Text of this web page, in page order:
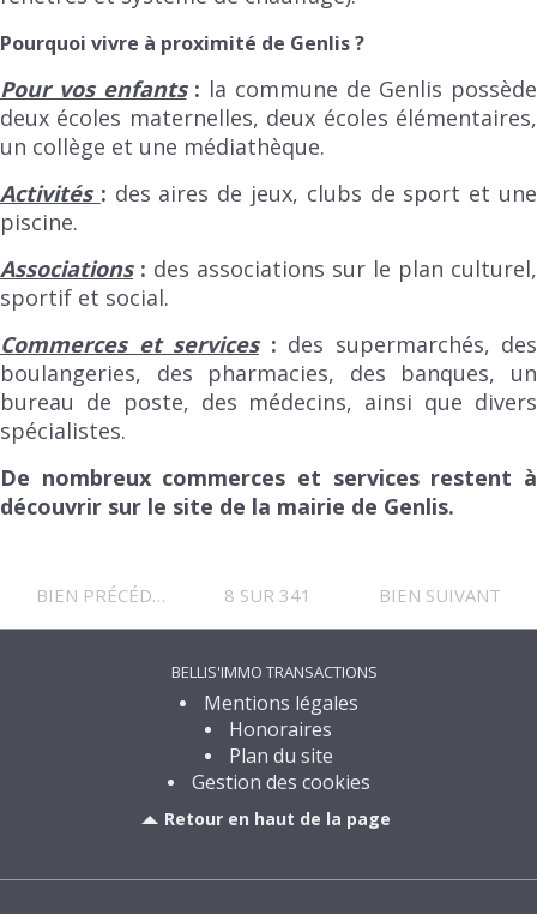
Pourquoi vivre à proximité de Genlis ?
Pour vos enfants: la commune de Genlis possède
deux écoles maternelles, deux écoles élémentaires,
un collège et une médiathèque.
Activités : des aires de jeux, clubs de sport et une
piscine.
Associations: des associations sur le plan culturel,
sportif et social.
Commerces et services: des supermarchés, des
boulangeries, des pharmacies, des banques, un
bureau de poste, des médecins, ainsi que divers
spécialistes.
De nombreux commerces et services restent à
découvrir sur le site de la mairie de Genlis.
BIEN PRÉCÉDENT 8 SUR 341 BIEN SUIVANT
BELLIS'IMMO TRANSACTIONS
Mentions légales
Honoraires
Plan du site
Gestion des cookies
Retour en haut de la page